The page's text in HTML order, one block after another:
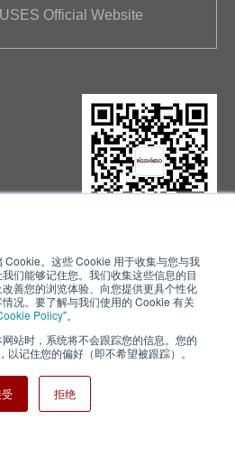
Cookie。这些 Cookie 用于收集与您与我
们能够记住您。我们收集这些信息的目
善您的浏览体验、向您提供更具个性化
况。要了解与我们使用的 Cookie 有关
Policy”。
站时，系统将不会跟踪您的信息。您的
记住您的偏好（即不希望被跟踪）。
拒绝
Official Website
使用条款
网站地图
Devices Inc. All Rights Reserved.